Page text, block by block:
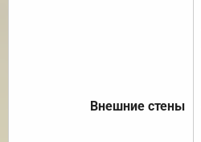
Внешние стены